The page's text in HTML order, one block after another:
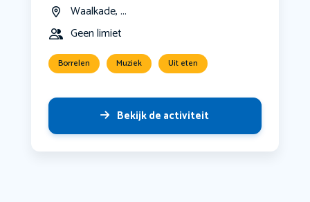
Waalkade, ...
Geen limiet
Borrelen Muziek Uit eten
Bekijk de activiteit